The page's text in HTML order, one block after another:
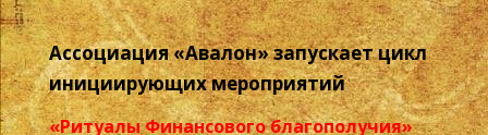
Ассоциация «Авалон» запускает цикл
инициирующих мероприятий
«Ритуалы Финансового благополучия»